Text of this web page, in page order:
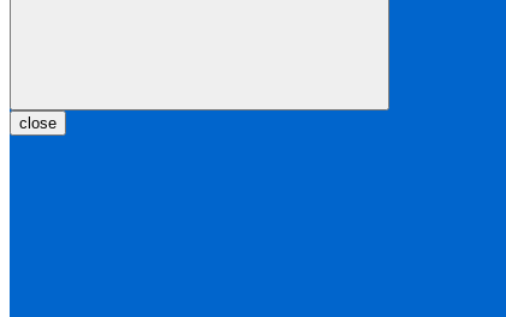
close